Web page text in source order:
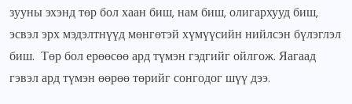
зууны эхэнд төр бол хаан биш, нам биш, олигархууд биш,
эсвэл эрх мэдэлтнүүд мөнгөтэй хүмүүсийн нийлсэн бүлэглэл
биш. Төр бол ерөөсөө ард түмэн гэдгийг ойлгож. Яагаад
гэвэл ард түмэн өөрөө төрийг сонгодог шүү дээ.